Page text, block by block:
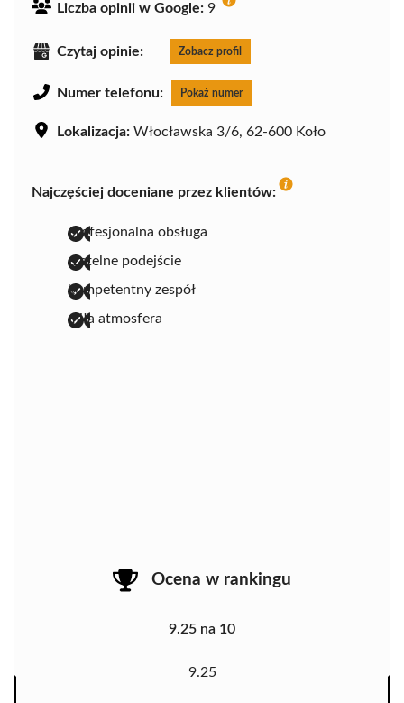
Liczba opinii w Google: 9
Czytaj opinie: Zobacz profil
Numer telefonu: Pokaż numer
Lokalizacja: Włocławska 3/6, 62-600 Koło
Najczęściej doceniane przez klientów:
profesjonalna obsługa
rzetelne podejście
kompetentny zespół
miła atmosfera
Ocena w rankingu
9.25 na 10
9.25